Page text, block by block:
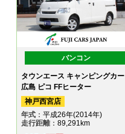
バンコン
タウンエース キャンピングカー
広島 ピコ FFヒーター
神戸西宮店
年式 ：平成26年(2014年)
走行距離：89,291km